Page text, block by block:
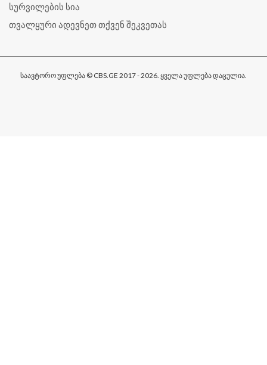
სურვილების სია
თვალყური ადევნეთ თქვენ შეკვეთას
საავტორო უფლება © CBS.GE 2017 - 2026. ყველა უფლება დაცულია.